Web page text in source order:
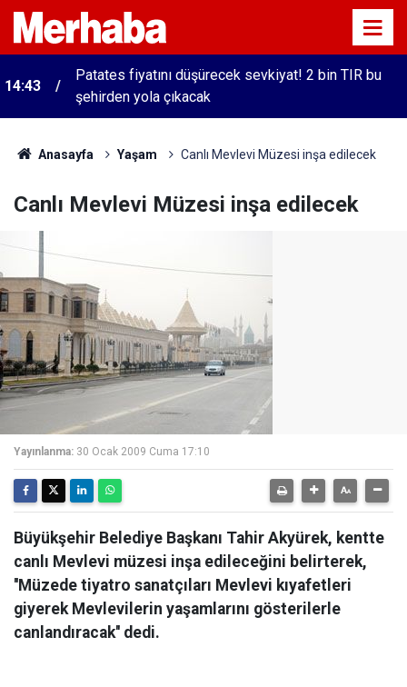
14:43
Patates fiyatını düşürecek sevkiyat! 2 bin TIR bu
şehirden yola çıkacak
Anasayfa Yaşam Canlı Mevlevi Müzesi inşa edilecek
Canlı Mevlevi Müzesi inşa edilecek
Yayınlanma: 30 Ocak 2009 Cuma 17:10
Büyükşehir Belediye Başkanı Tahir Akyürek, kentte
canlı Mevlevi müzesi inşa edileceğini belirterek,
''Müzede tiyatro sanatçıları Mevlevi kıyafetleri
giyerek Mevlevilerin yaşamlarını gösterilerle
canlandıracak'' dedi.